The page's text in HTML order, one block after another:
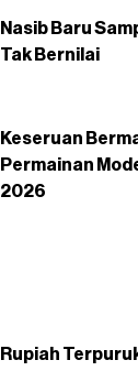
Nasib Baru
Tak Bernilai
Keseruan
Permainan
2026
Rupiah